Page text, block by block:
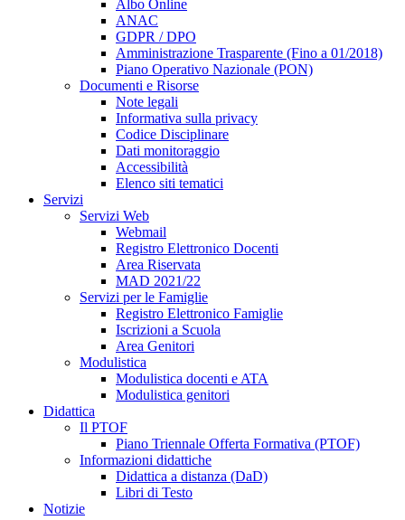
Albo Online
ANAC
GDPR / DPO
Amministrazione Trasparente (Fino a 01/2018)
Piano Operativo Nazionale (PON)
Documenti e Risorse
Note legali
Informativa sulla privacy
Codice Disciplinare
Dati monitoraggio
Accessibilità
Elenco siti tematici
Servizi
Servizi Web
Webmail
Registro Elettronico Docenti
Area Riservata
MAD 2021/22
Servizi per le Famiglie
Registro Elettronico Famiglie
Iscrizioni a Scuola
Area Genitori
Modulistica
Modulistica docenti e ATA
Modulistica genitori
Didattica
Il PTOF
Piano Triennale Offerta Formativa (PTOF)
Informazioni didattiche
Didattica a distanza (DaD)
Libri di Testo
Notizie